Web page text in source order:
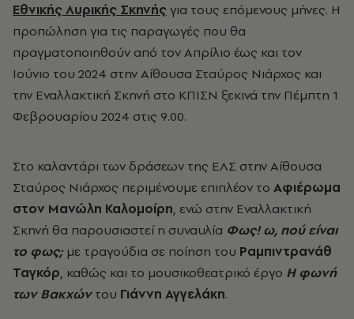
Εθνικής Λυρικής Σκηνής για τους επόμενους μήνες. H
προπώληση για τις παραγωγές που θα
πραγματοποιηθούν από τον Απρίλιο έως και τον
Ιούνιο του 2024 στην Αίθουσα Σταύρος Νιάρχος και
την Εναλλακτική Σκηνή στο ΚΠΙΣΝ ξεκινά την Πέμπτη 1
Φεβρουαρίου 2024 στις 9.00.
Στο καλαντάρι των δράσεων της ΕΛΣ στην Αίθουσα
Σταύρος Νιάρχος περιμένουμε επιπλέον το Αφιέρωμα
στον Μανώλη Καλομοίρη, ενώ στην Εναλλακτική
Σκηνή θα παρουσιαστεί η συναυλία Φως! ω, πού είναι
το φως; με τραγούδια σε ποίηση του Ραμπιντρανάθ
Ταγκόρ, καθώς και το μουσικοθεατρικό έργο Η φωνή
των Βακχώντου Γιάννη Αγγελάκη.